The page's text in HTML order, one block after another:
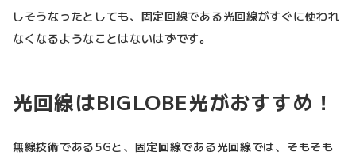
しそうなったとしても、固定回線である光回線がすぐに使われ
なくなるようなことはないはずです。
光回線はBIGLOBE光がおすすめ！
無線技術である5Gと、固定回線である光回線では、そもそも